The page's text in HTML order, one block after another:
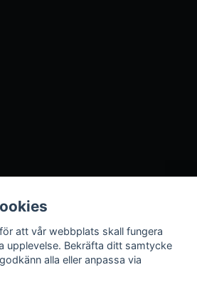
att vår webbplats skall fungera
upplevelse. Bekräfta ditt samtycke
alla eller anpassa via